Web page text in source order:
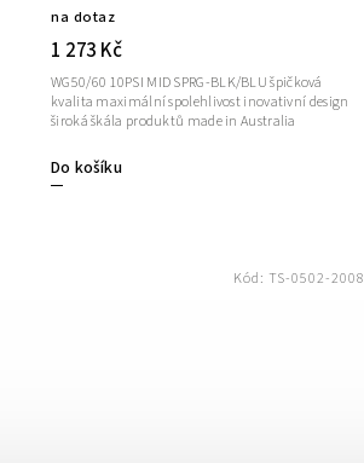
na dotaz
1 273 Kč
Do košíku
WG50/60 10PSI MID SPRG-BLK/BLU špičková
kvalita maximální spolehlivost inovativní design
široká škála produktů made in Australia
Kód: TS-0502-2008